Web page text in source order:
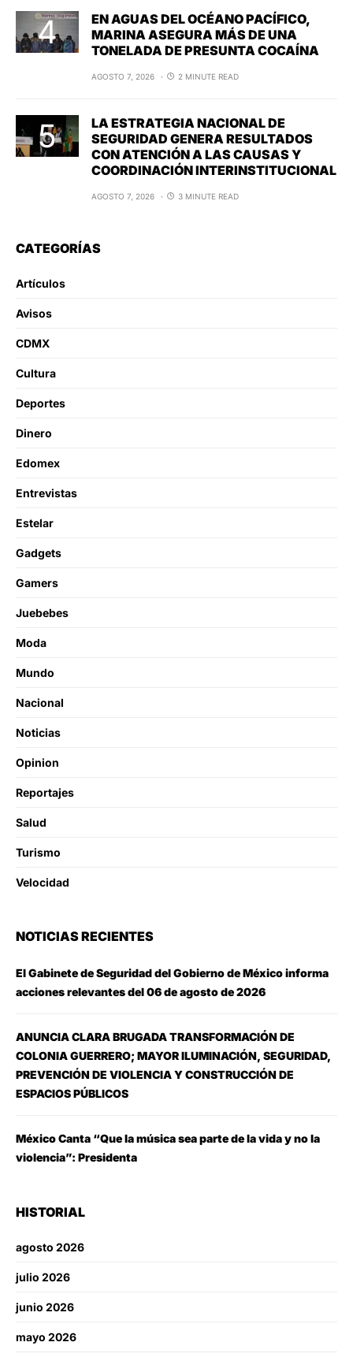
EN AGUAS DEL OCÉANO PACÍFICO,
MARINA ASEGURA MÁS DE UNA
TONELADA DE PRESUNTA COCAÍNA
AGOSTO 7, 2026 2 MINUTE READ
LA ESTRATEGIA NACIONAL DE
SEGURIDAD GENERA RESULTADOS
CON ATENCIÓN A LAS CAUSAS Y
COORDINACIÓN INTERINSTITUCIONAL
AGOSTO 7, 2026 3 MINUTE READ
CATEGORÍAS
Artículos
Avisos
CDMX
Cultura
Deportes
Dinero
Edomex
Entrevistas
Estelar
Gadgets
Gamers
Juebebes
Moda
Mundo
Nacional
Noticias
Opinion
Reportajes
Salud
Turismo
Velocidad
NOTICIAS RECIENTES
El Gabinete de Seguridad del Gobierno de México informa
acciones relevantes del 06 de agosto de 2026
ANUNCIA CLARA BRUGADA TRANSFORMACIÓN DE
COLONIA GUERRERO; MAYOR ILUMINACIÓN, SEGURIDAD,
PREVENCIÓN DE VIOLENCIA Y CONSTRUCCIÓN DE
ESPACIOS PÚBLICOS
México Canta “Que la música sea parte de la vida y no la
violencia”: Presidenta
HISTORIAL
agosto 2026
julio 2026
junio 2026
mayo 2026